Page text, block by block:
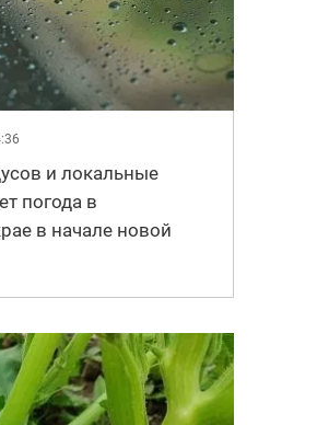
и локальные
погода в
в начале новой